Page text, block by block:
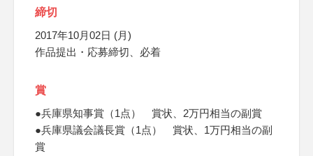
締切
2017年10月02日 (月)
作品提出・応募締切、必着
賞
●兵庫県知事賞（1点） 賞状、2万円相当の副賞
●兵庫県議会議長賞（1点） 賞状、1万円相当の副
賞